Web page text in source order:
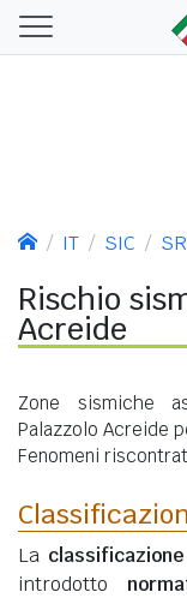
IT SIC SR
Rischio
Acreide
Zone sismiche
Palazzolo Acreide
Fenomeni
La
introdotto